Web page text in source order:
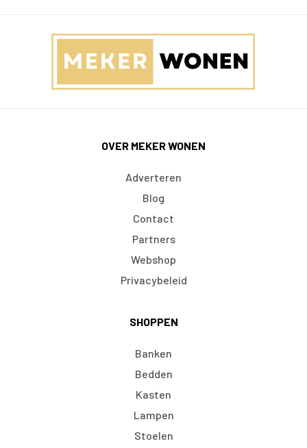
OVER MEKER WONEN
Adverteren
Blog
Contact
Partners
Webshop
Privacybeleid
SHOPPEN
Banken
Bedden
Kasten
Lampen
Stoelen